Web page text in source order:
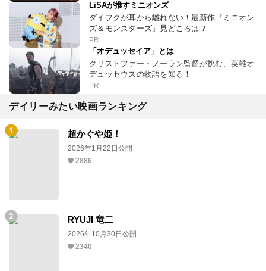
LiSAが推すミニオンズ
ダイフクが耳から離れない！最新作『ミニオン
ズ＆モンスターズ』見どころは？
PR
「オデュッセイア」とは
クリストファー・ノーラン監督が挑む、英雄オ
デュッセウスの物語を知る！
PR
デイリーみたい映画ランキング
超かぐや姫！
2026年1月22日公開
2886
RYUJI 竜二
2026年10月30日公開
2340